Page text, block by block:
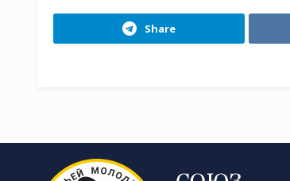
Share